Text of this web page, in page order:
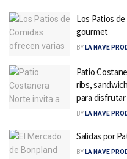
Los Patios
gourmet
BY LA NAVE
Patio
ribs,
para disfrutar
BY LA NAVE
Salidas por
BY LA NAVE